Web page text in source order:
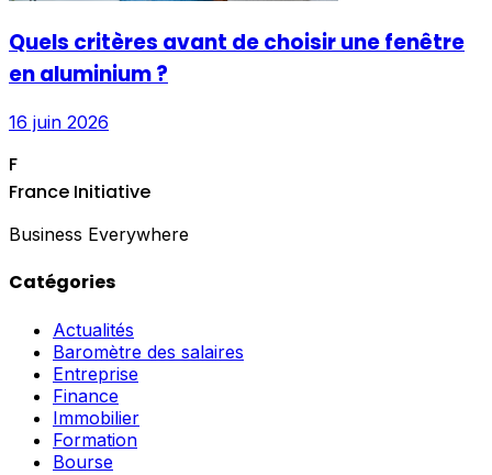
Quels critères avant de choisir une fenêtre
en aluminium ?
16 juin 2026
F
France Initiative
Business Everywhere
Catégories
Actualités
Baromètre des salaires
Entreprise
Finance
Immobilier
Formation
Bourse